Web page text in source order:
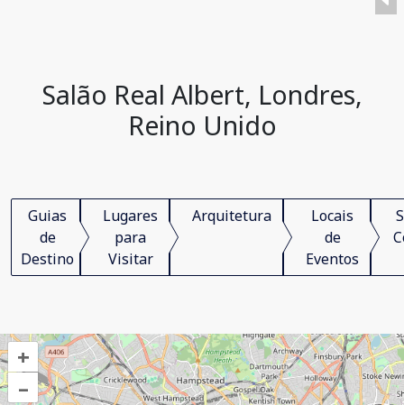
Salão Real Albert, Londres,
Reino Unido
Guias
de
Destino
Lugares
para
Visitar
Arquitetura
Locais
de
Eventos
+
–